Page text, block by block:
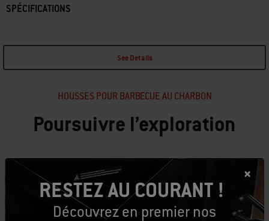
SPÉCIFICATIONS
See Details
HOUSSES POUR BARBECUE AU CHARBON
Poursuivre l’exploration
RESTEZ AU COURANT !
Découvrez en premier nos